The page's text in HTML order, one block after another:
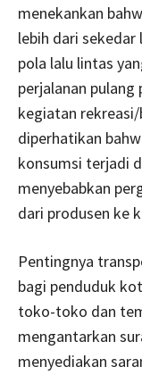
menekankan
lebih dari
pola lalu lintas
perjalanan
kegiatan rekreasi/
diperhatikan
konsumsi terjadi
menyebabkan
dari produsen ke
Pentingnya
bagi penduduk
toko-toko dan
mengantarkan
menyediakan